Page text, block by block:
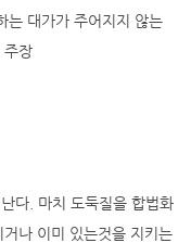
는 대가가 주어지지 않는
주장
다. 마치 도둑질을 합법화
나 이미 있는것을 지키는